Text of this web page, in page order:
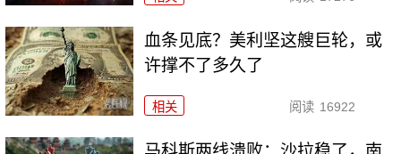
血条见底？美利坚这艘巨轮，或
许撑不了多久了
相关 阅读 16922